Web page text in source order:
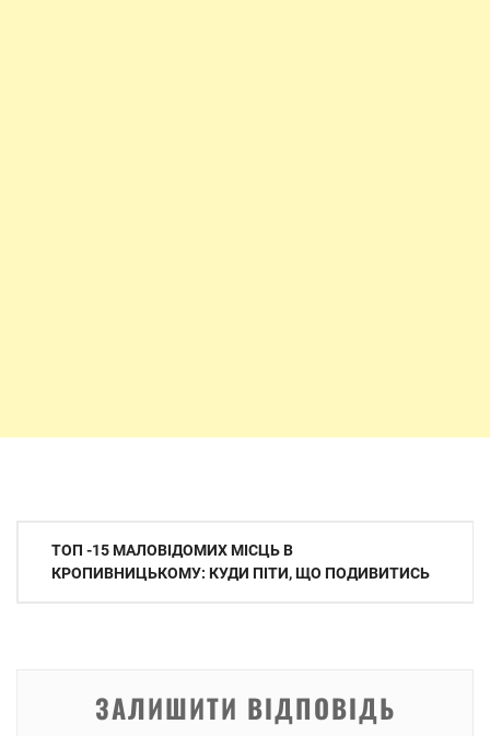
Навігація
записів
ТОП -15 МАЛОВІДОМИХ МІСЦЬ В
КРОПИВНИЦЬКОМУ: КУДИ ПІТИ, ЩО ПОДИВИТИСЬ
ЗАЛИШИТИ ВІДПОВІДЬ